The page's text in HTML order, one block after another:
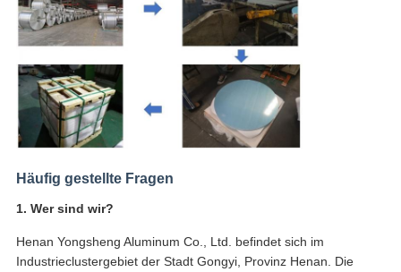
Häufig gestellte Fragen
1. Wer sind wir?
Henan Yongsheng Aluminum Co., Ltd. befindet sich im
Industrieclustergebiet der Stadt Gongyi, Provinz Henan. Die